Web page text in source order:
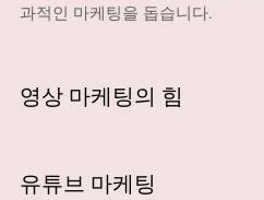
과적인 마케팅을 돕습니다.
영상 마케팅의 힘
유튜브 마케팅